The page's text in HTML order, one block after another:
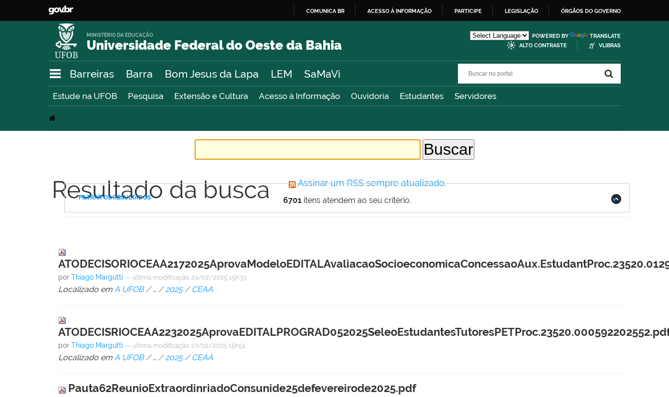
O
COMUNICA BR ACESSO À INFORMAÇÃO PARTICIPE LEGISLAÇÃO ÓRGÃOS DO GOVERNO
Universidade Federal do Oeste da Bahia
MINISTÉRIO DA EDUCAÇÃO POWERED BY
TRANSLATE
ALTO CONTRASTE
VLIBRAS
Barreiras Barra Bom Jesus da Lapa LEM SaMaVi
Estude na UFOB Pesquisa Extensão e Cultura Acesso à Informação Ouvidoria Estudantes Servidores
Resultado da busca Assinar um RSS sempre atualizado.
6701itens atendem ao seu critério.
FILTRAR OS RESULTADOS
porThiago Margutti — última modificação 24/02/2025 15h33
Localizado em A UFOB /…/2025 / CEAA
porThiago Margutti — última modificação 27/02/2025 15h51
Localizado em A UFOB /…/2025 / CEAA
Pauta62ReunioExtraordinriadoConsunide25defevereirode2025.pdf